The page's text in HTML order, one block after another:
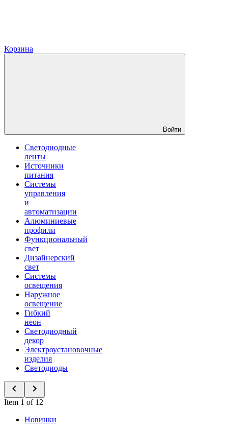
Корзина
Войти
Светодиодные
ленты
Источники
питания
Системы
управления
и
автоматизации
Алюминиевые
профили
Функциональный
свет
Дизайнерский
свет
Системы
освещения
Наружное
освещение
Гибкий
неон
Светодиодный
декор
Электроустановочные
изделия
Светодиоды
Item 1 of 12
Новинки